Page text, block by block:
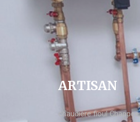
ARTISAN
chaudière fioul